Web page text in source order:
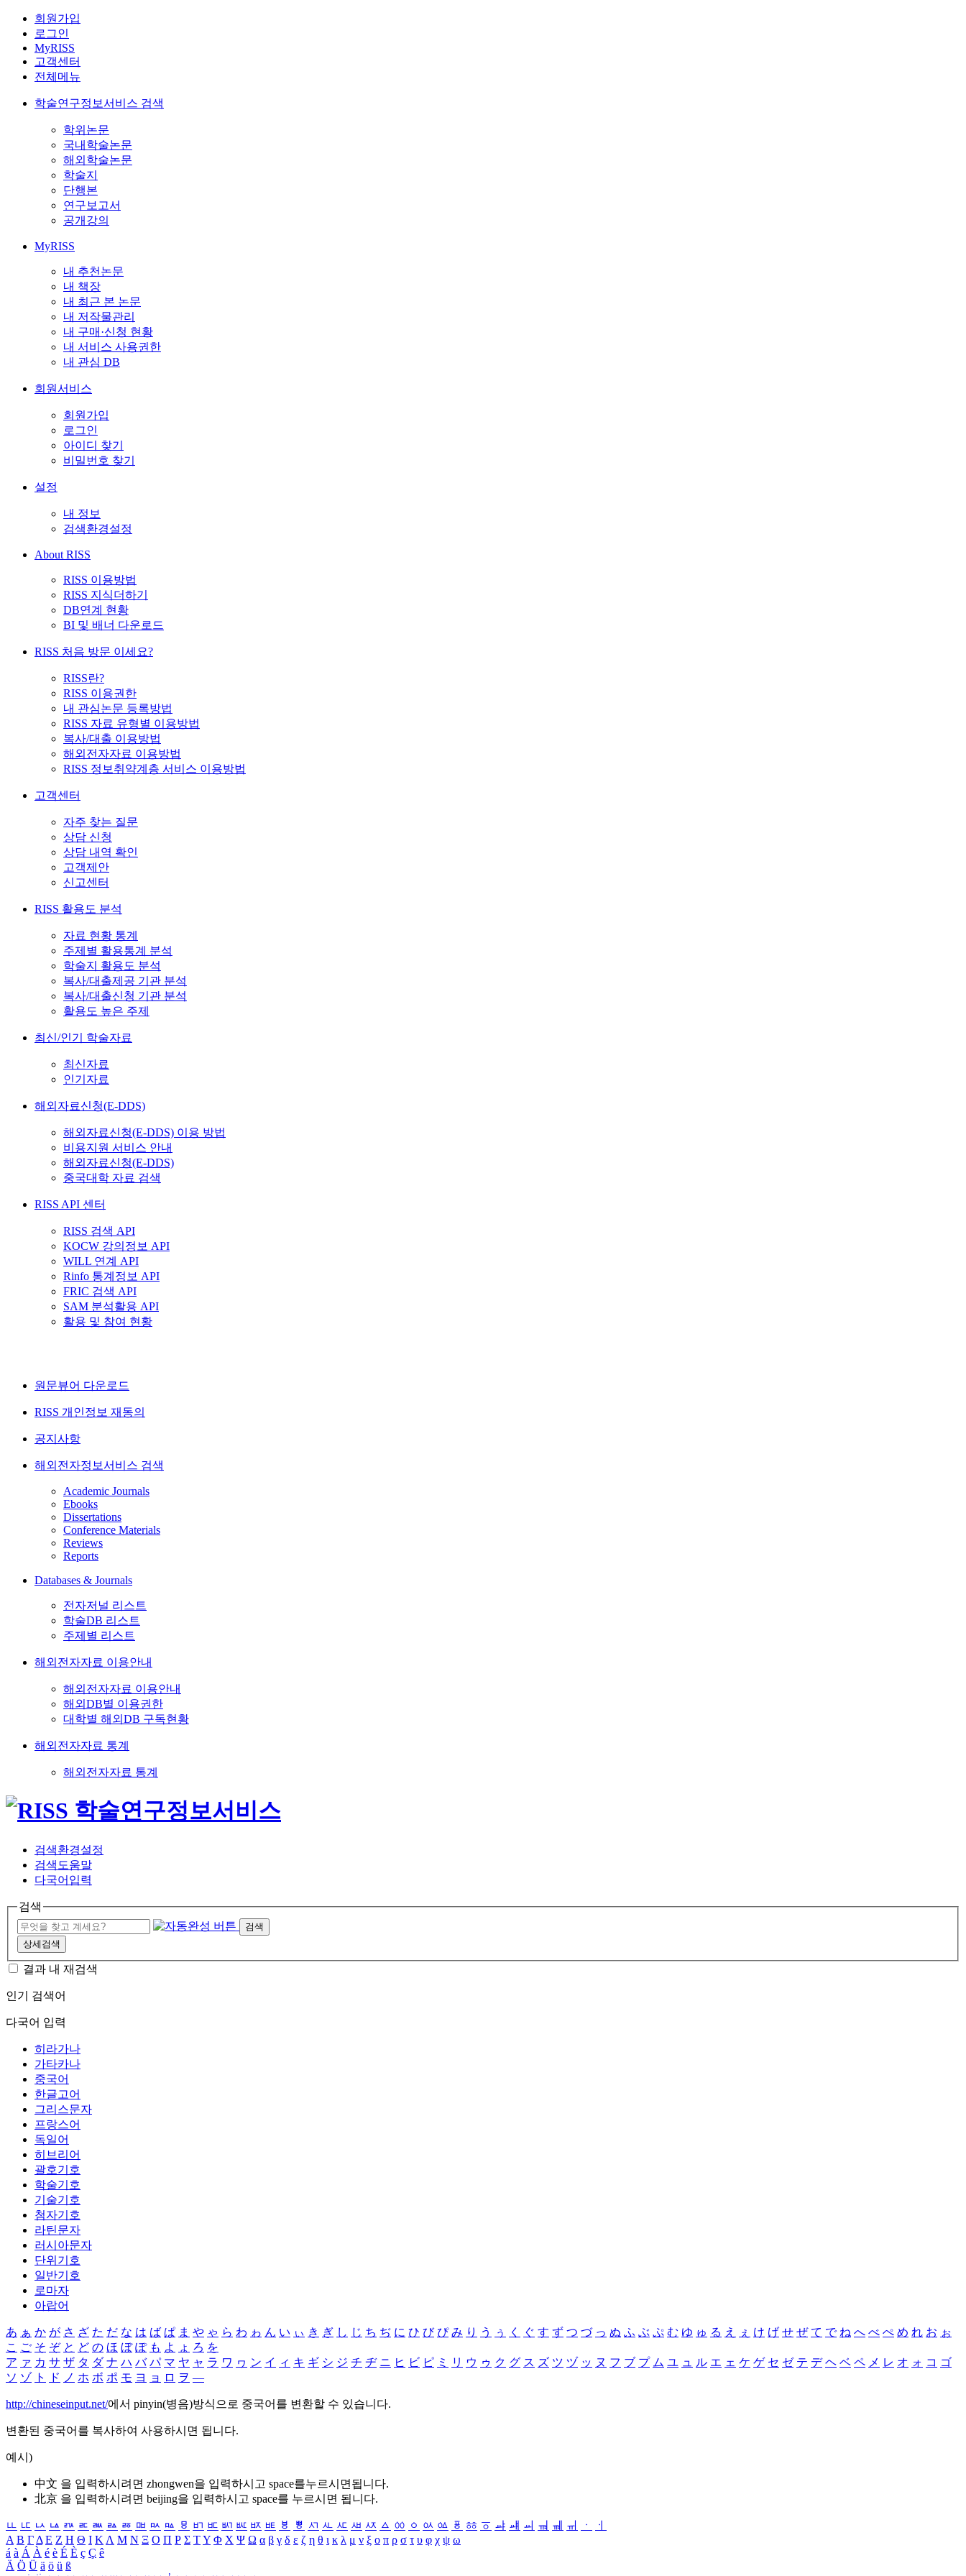
회원가입
로그인
MyRISS
고객센터
전체메뉴
학술연구정보서비스 검색
학위논문
국내학술논문
해외학술논문
학술지
단행본
연구보고서
공개강의
MyRISS
내 추천논문
내 책장
내 최근 본 논문
내 저작물관리
내 구매·신청 현황
내 서비스 사용권한
내 관심 DB
회원서비스
회원가입
로그인
아이디 찾기
비밀번호 찾기
설정
내 정보
검색환경설정
About RISS
RISS 이용방법
RISS 지식더하기
DB연계 현황
BI 및 배너 다운로드
RISS 처음 방문 이세요?
RISS란?
RISS 이용권한
내 관심논문 등록방법
RISS 자료 유형별 이용방법
복사/대출 이용방법
해외전자자료 이용방법
RISS 정보취약계층 서비스 이용방법
고객센터
자주 찾는 질문
상담 신청
상담 내역 확인
고객제안
신고센터
RISS 활용도 분석
자료 현황 통계
주제별 활용통계 분석
학술지 활용도 분석
복사/대출제공 기관 분석
복사/대출신청 기관 분석
활용도 높은 주제
최신/인기 학술자료
최신자료
인기자료
해외자료신청(E-DDS)
해외자료신청(E-DDS) 이용 방법
비용지원 서비스 안내
해외자료신청(E-DDS)
중국대학 자료 검색
RISS API 센터
RISS 검색 API
KOCW 강의정보 API
WILL 연계 API
Rinfo 통계정보 API
FRIC 검색 API
SAM 분석활용 API
활용 및 참여 현황
원문뷰어 다운로드
RISS 개인정보 재동의
공지사항
해외전자정보서비스 검색
Academic Journals
Ebooks
Dissertations
Conference Materials
Reviews
Reports
Databases & Journals
전자저널 리스트
학술DB 리스트
주제별 리스트
해외전자자료 이용안내
해외전자자료 이용안내
해외DB별 이용권한
대학별 해외DB 구독현황
해외전자자료 통계
해외전자자료 통계
검색환경설정
검색도움말
다국어입력
검색
검색
상세검색
결과 내 재검색
인기 검색어
다국어 입력
히라가나
가타카나
중국어
한글고어
그리스문자
프랑스어
독일어
히브리어
괄호기호
학술기호
기술기호
첨자기호
라틴문자
러시아문자
단위기호
일반기호
로마자
아랍어
あ ぁ か が さ ざ た だ な は ば ぱ ま や ゃ ら わ ゎ ん い ぃ き ぎ し じ ち ぢ に ひ び ぴ み り う ぅ く ぐ す ず つ づ っ ぬ ふ ぶ ぷ む ゆ ゅ る え ぇ け げ せ ぜ て で ね へ べ ぺ め れ お ぉ
こ ご そ ぞ と ど の ほ ぼ ぽ も よ ょ ろ を
ア ァ カ サ ザ タ ダ ナ ハ バ パ マ ヤ ャ ラ ワ ヮ ン イ ィ キ ギ シ ジ チ ヂ ニ ヒ ビ ピ ミ リ ウ ゥ ク グ ス ズ ツ ヅ ッ ヌ フ ブ プ ム ユ ュ ル エ ェ ケ ゲ セ ゼ テ デ ヘ ベ ペ メ レ オ ォ コ ゴ
ソ ゾ ト ド ノ ホ ボ ポ モ ヨ ョ ロ ヲ ―
http://chineseinput.net/에서 pinyin(병음)방식으로 중국어를 변환할 수 있습니다.
변환된 중국어를 복사하여 사용하시면 됩니다.
예시)
中文 을 입력하시려면 zhongwen을 입력하시고 space를누르시면됩니다.
北京 을 입력하시려면 beijing을 입력하시고 space를 누르시면 됩니다.
ㅥ ㅦ ㅧ ㅨ ㅩ ㅪ ㅫ ㅬ ㅭ ㅮ ㅯ ㅰ ㅱ ㅲ ㅳ ㅴ ㅵ ㅶ ㅷ ㅸ ㅹ ㅺ ㅻ ㅼ ㅽ ㅾ ㅿ ㆀ ㆁ ㆂ ㆃ ㆄ ㆅ ㆆ ㆇ ㆈ ㆉ ㆊ ㆋ ㆌ ㆍ
ㆎ
Α Β ΓΔ Ε Ζ Η Θ Ι ΚΛ Μ Ν Ξ Ο Π Ρ Σ ΤΥ Φ Χ Ψ Ω α β γ δ ε ζ η θ ι κ λ μ ν ξ ο π ρ σ τ υ φ χ ψ ω
á à Á À é è É È ç Ç ê
Ä Ö Ü ä ö ü ß